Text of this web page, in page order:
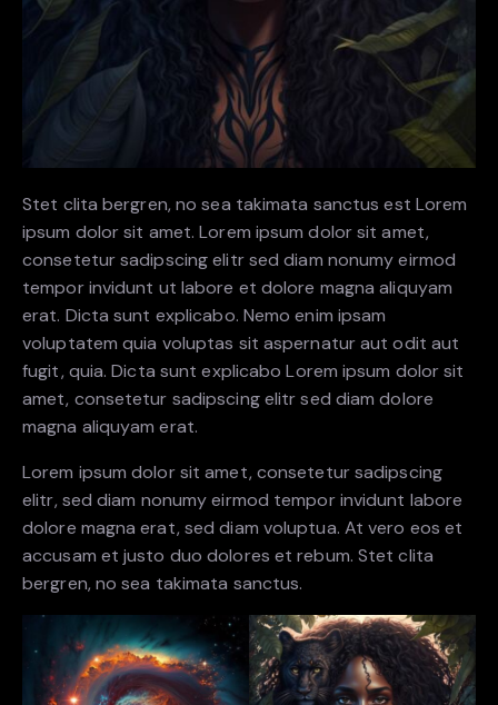
Stet clita bergren, no sea takimata sanctus est Lorem
ipsum dolor sit amet. Lorem ipsum dolor sit amet,
consetetur sadipscing elitr sed diam nonumy eirmod
tempor invidunt ut labore et dolore magna aliquyam
erat. Dicta sunt explicabo. Nemo enim ipsam
voluptatem quia voluptas sit aspernatur aut odit aut
fugit, quia. Dicta sunt explicabo Lorem ipsum dolor sit
amet, consetetur sadipscing elitr sed diam dolore
magna aliquyam erat.
Lorem ipsum dolor sit amet, consetetur sadipscing
elitr, sed diam nonumy eirmod tempor invidunt labore
dolore magna erat, sed diam voluptua. At vero eos et
accusam et justo duo dolores et rebum. Stet clita
bergren, no sea takimata sanctus.